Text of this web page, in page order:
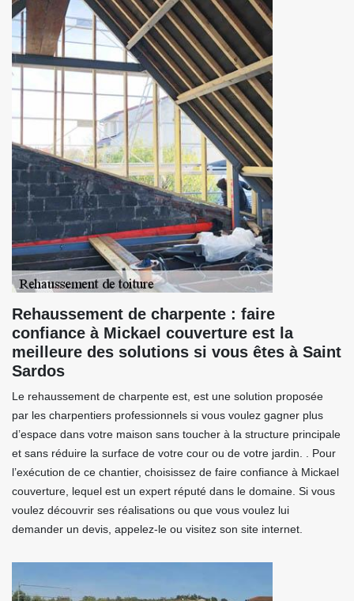
Rehaussement de charpente : faire
confiance à Mickael couverture est la
meilleure des solutions si vous êtes à Saint
Sardos
Le rehaussement de charpente est, est une solution proposée
par les charpentiers professionnels si vous voulez gagner plus
d’espace dans votre maison sans toucher à la structure principale
et sans réduire la surface de votre cour ou de votre jardin. . Pour
l’exécution de ce chantier, choisissez de faire confiance à Mickael
couverture, lequel est un expert réputé dans le domaine. Si vous
voulez découvrir ses réalisations ou que vous voulez lui
demander un devis, appelez-le ou visitez son site internet.